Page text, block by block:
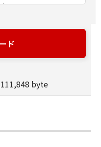
。
ンのライセンサー
ーザーの特定の目
フトウェアに関し
ティングジャパ
ンのライセンサー
ド
byte